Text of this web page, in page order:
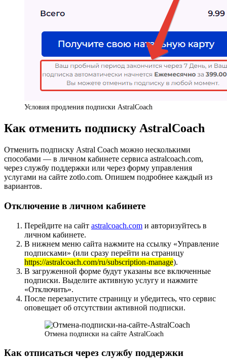
Условия продления подписки AstralCoach
Как отменить подписку AstralCoach
Отменить подписку Astral Coach можно несколькими
способами — в личном кабинете сервиса astralcoach.com,
через службу поддержки или через форму управления
услугами на сайте zotlo.com. Опишем подробнее каждый из
вариантов.
Отключение в личном кабинете
Перейдите на сайт astralcoach.com и авторизуйтесь в
личном кабинете.
В нижнем меню сайта нажмите на ссылку «Управление
подписками» (или сразу перейти на страницу
https://astralcoach.com/ru/subscription-manage).
В загруженной форме будут указаны все включенные
подписки. Выделите активную услугу и нажмите
«Отключить».
После перезапустите страницу и убедитесь, что сервис
оповещает об отсутствии активной подписки.
Отмена подписки на сайте AstralCoach
Как отписаться через службу поддержки